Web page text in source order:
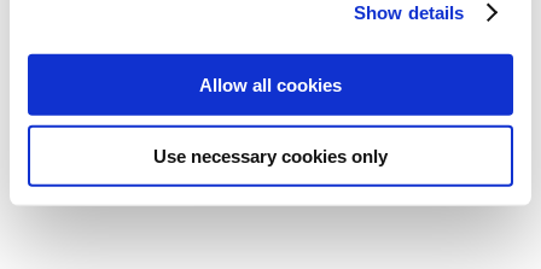
Show details
Allow all cookies
Use necessary cookies only